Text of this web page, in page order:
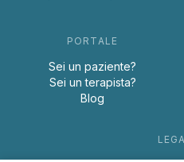
PORTALE
Sei un paziente?
Sei un terapista?
Blog